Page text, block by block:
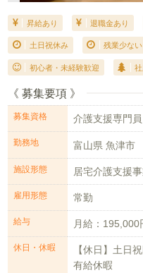
昇給あり 退職金あり
土日祝休み 残業少ない
初心者・未経験歓迎
《 募集要項 》
募集資格 介護支援専門
勤務地 富山県 魚津市
施設形態 居宅介護支援
雇用形態 常勤
給与 月給：
休日・休暇
【休日】土日
有給休暇